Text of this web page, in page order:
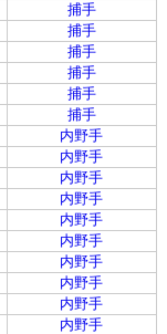
捕手
捕手
捕手
捕手
捕手
捕手
内野手
内野手
内野手
内野手
内野手
内野手
内野手
内野手
内野手
内野手